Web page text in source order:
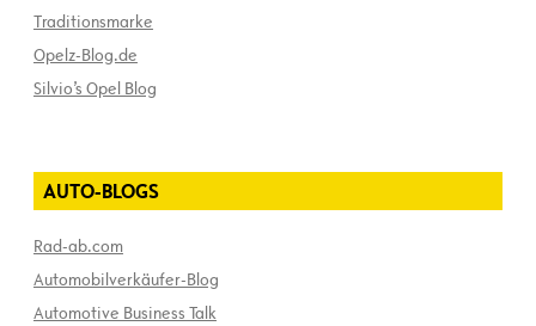
Traditionsmarke
Opelz-Blog.de
Silvio’s Opel Blog
AUTO-BLOGS
Rad-ab.com
Automobilverkäufer-Blog
Automotive Business Talk